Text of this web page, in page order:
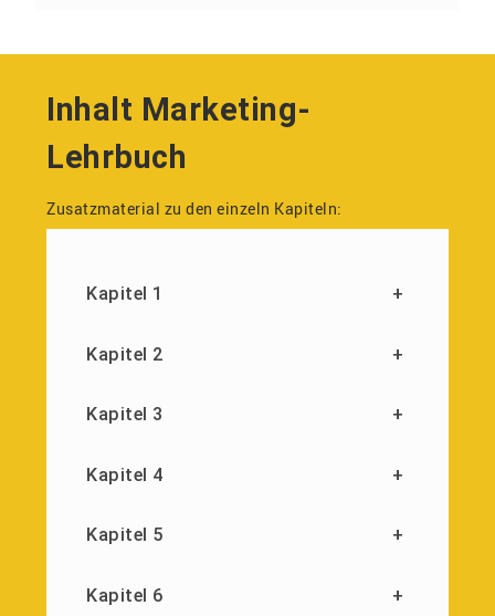
Inhalt Marketing-
Lehrbuch
Zusatzmaterial zu den einzeln Kapiteln:
Kapitel 1 +
Kapitel 2 +
Kapitel 3 +
Kapitel 4 +
Kapitel 5 +
Kapitel 6 +